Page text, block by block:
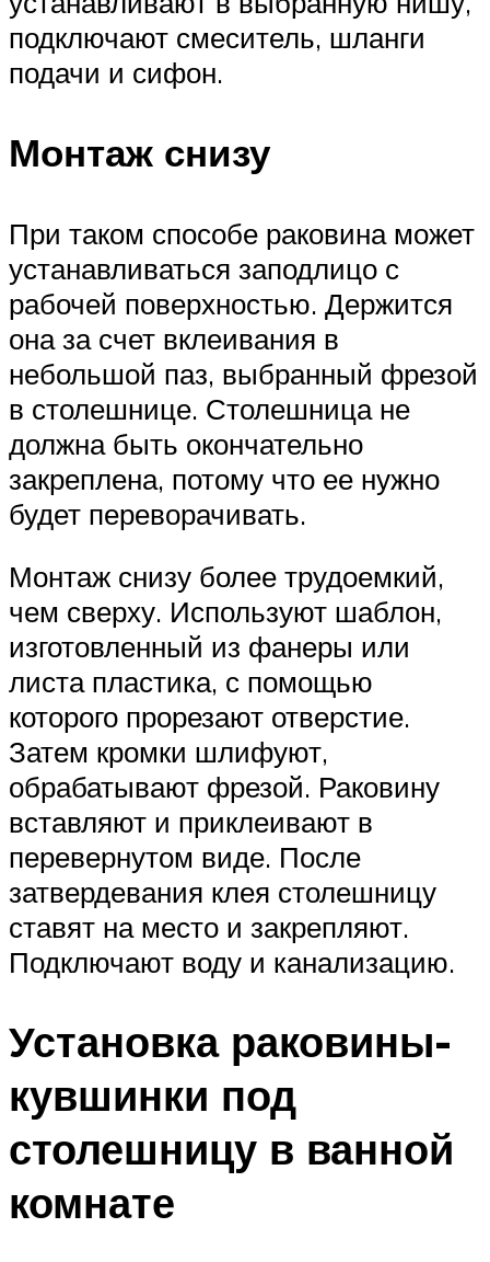
подключают смеситель, шланги
подачи и сифон.
Монтаж снизу
При таком способе раковина может
устанавливаться заподлицо с
рабочей поверхностью. Держится
она за счет вклеивания в
небольшой паз, выбранный фрезой
в столешнице. Столешница не
должна быть окончательно
закреплена, потому что ее нужно
будет переворачивать.
Монтаж снизу более трудоемкий,
чем сверху. Используют шаблон,
изготовленный из фанеры или
листа пластика, с помощью
которого прорезают отверстие.
Затем кромки шлифуют,
обрабатывают фрезой. Раковину
вставляют и приклеивают в
перевернутом виде. После
затвердевания клея столешницу
ставят на место и закрепляют.
Подключают воду и канализацию.
Установка раковины-
кувшинки под
столешницу в ванной
комнате